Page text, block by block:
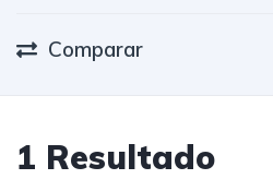
Comparar
1 Resultado